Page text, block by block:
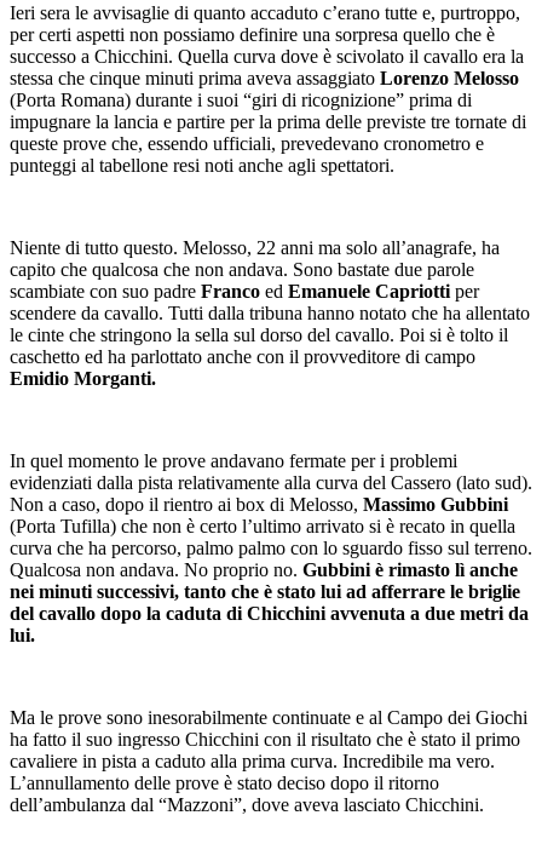
Ieri sera le avvisaglie di quanto accaduto c’erano tutte e, purtroppo,
per certi aspetti non possiamo definire una sorpresa quello che è
successo a Chicchini. Quella curva dove è scivolato il cavallo era la
stessa che cinque minuti prima aveva assaggiato Lorenzo Melosso
(Porta Romana) durante i suoi “giri di ricognizione” prima di
impugnare la lancia e partire per la prima delle previste tre tornate di
queste prove che, essendo ufficiali, prevedevano cronometro e
punteggi al tabellone resi noti anche agli spettatori.
Niente di tutto questo. Melosso, 22 anni ma solo all’anagrafe, ha
capito che qualcosa che non andava. Sono bastate due parole
scambiate con suo padre Franco ed Emanuele Capriotti per
scendere da cavallo. Tutti dalla tribuna hanno notato che ha allentato
le cinte che stringono la sella sul dorso del cavallo. Poi si è tolto il
caschetto ed ha parlottato anche con il provveditore di campo
Emidio Morganti.
In quel momento le prove andavano fermate per i problemi
evidenziati dalla pista relativamente alla curva del Cassero (lato sud).
Non a caso, dopo il rientro ai box di Melosso, Massimo Gubbini
(Porta Tufilla) che non è certo l’ultimo arrivato si è recato in quella
curva che ha percorso, palmo palmo con lo sguardo fisso sul terreno.
Qualcosa non andava. No proprio no. Gubbini è rimasto lì anche
nei minuti successivi, tanto che è stato lui ad afferrare le briglie
del cavallo dopo la caduta di Chicchini avvenuta a due metri da
lui.
Ma le prove sono inesorabilmente continuate e al Campo dei Giochi
ha fatto il suo ingresso Chicchini con il risultato che è stato il primo
cavaliere in pista a caduto alla prima curva. Incredibile ma vero.
L’annullamento delle prove è stato deciso dopo il ritorno
dell’ambulanza dal “Mazzoni”, dove aveva lasciato Chicchini.